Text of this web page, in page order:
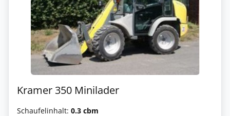
Kramer 350 Minilader
Schaufelinhalt: 0.3 cbm